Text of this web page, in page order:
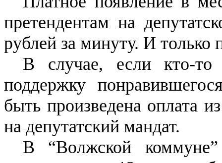
претендентам на
рублей за минуту. И только
В случае, если кто-то
поддержку
быть произведена оплата
на депутатский мандат.
В “Волжской коммуне”